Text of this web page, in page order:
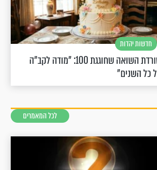
חדשות יהדות
שורדת השואה שחוגגת 100: "מודה לקב"ה
כל השנים"
לכל המאמרים